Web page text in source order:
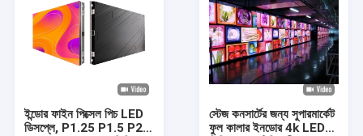
ইন্ডোর ফাইন পিক্সেল পিচ LED
ডিসপ্লে, P1.25 P1.5 P2
স্টেজ কনসার্টের জন্য সুপারমার্কেট
ফুল কালার ইনডোর 4k LED